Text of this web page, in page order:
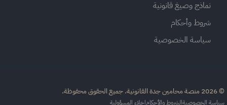
نماذج وصيغ قانونية
شروط وأحكام
سياسة الخصوصية
الحقوق محفوظة.
الخصوصيةالشروط والأحكامإخلاء المسؤولية